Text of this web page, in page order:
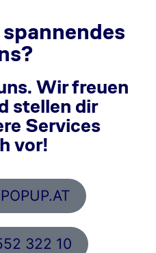
Wir freuen
stellen dir
Services
vor!
322 10